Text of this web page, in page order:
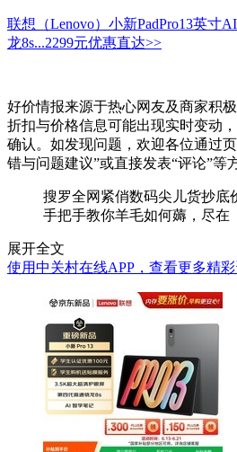
联想（Lenovo）小新PadPro13英寸
龙8s...2299元优惠直达>>
好价情报来源于热心网友及商家积
折扣与价格信息可能出现实时变动
确认。如发现问题，欢迎各位通过
错与问题建议”或直接发表“评论”等
搜罗全网紧俏数码尖儿货抄底
手把手教你羊毛如何薅，尽在
展开全文
使用中关村在线APP，查看更多精